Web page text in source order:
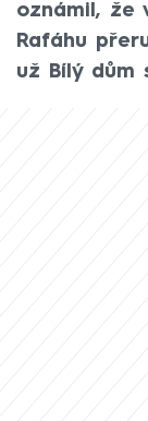
oznámil, že
Rafáhu
už Bílý dům